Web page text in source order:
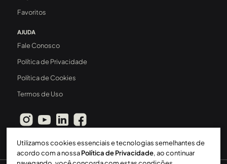
Favoritos
AJUDA
Fale Conosco
Política de Privacidade
Política de Cookies
Termos de Uso
Utilizamos cookies essenciais e tecnologias semelhantes de
acordo com a nossaPolítica de Privacidade, ao continuar